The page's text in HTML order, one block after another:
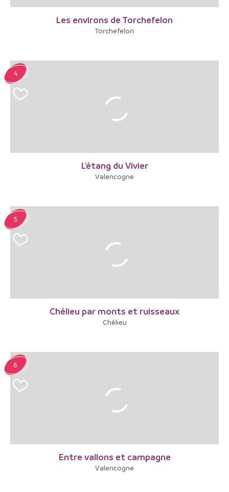
Les environs de Torchefelon
Torchefelon
L'étang du Vivier
Valencogne
4
Chélieu par monts et ruisseaux
Chélieu
5
Entre vallons et campagne
Valencogne
6